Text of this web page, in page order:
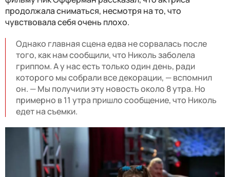
продолжала сниматься, несмотря на то, что
чувствовала себя очень плохо.
Однако главная сцена едва не сорвалась после
того, как нам сообщили, что Николь заболела
гриппом. А у нас есть только один день, ради
которого мы собрали все декорации, — вспомнил
он. — Мы получили эту новость около 8 утра. Но
примерно в 11 утра пришло сообщение, что Николь
едет на съемки.